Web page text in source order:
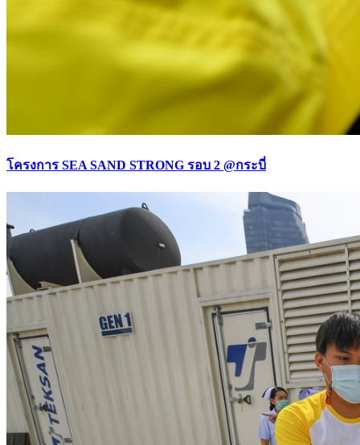
โครงการ SEA SAND STRONG รอบ 2 @กระบี่